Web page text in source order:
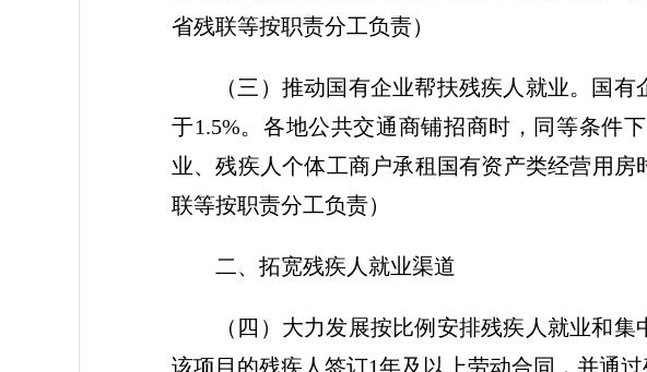
省残联等按职责分工负责）
（三）推动国有企业帮扶残疾人就业。
国有
于1.5%。各地公共交通商铺招商时，同等条件
业、残疾人个体工商户承租国有资产类经营用房
联等按职责分工负责）
二、拓宽残疾人就业渠道
（四）大力发展按比例安排残疾人就业和集
该项目的残疾人签订1年及以上劳动合同，并通